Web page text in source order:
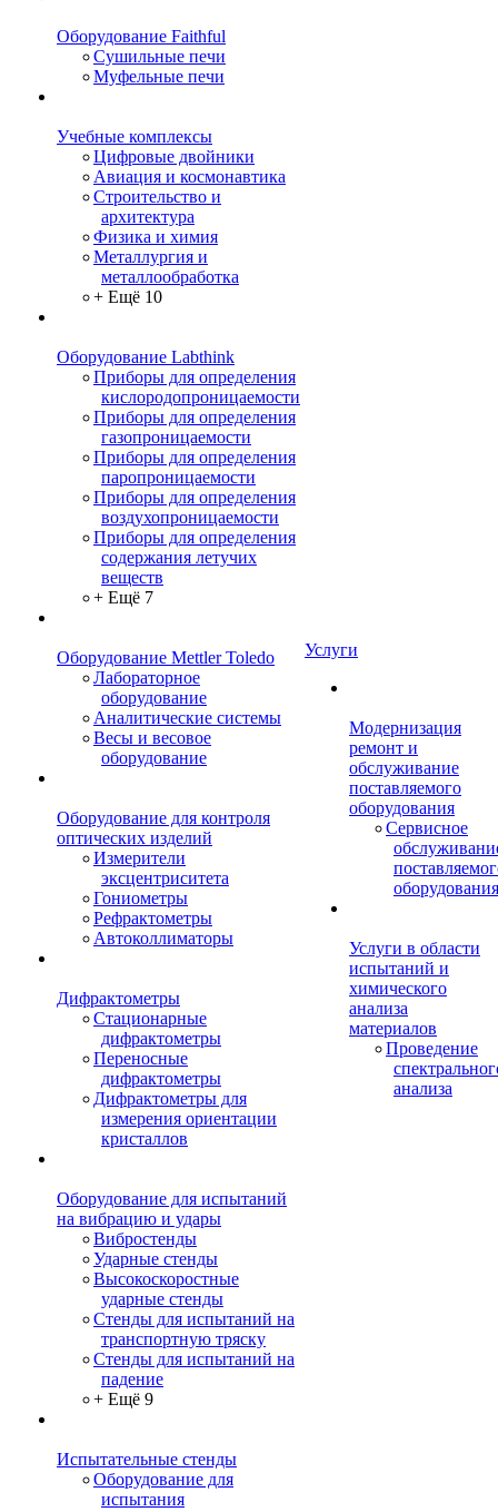
Оборудование Faithful
Сушильные печи
Муфельные печи
Учебные комплексы
Цифровые двойники
Авиация и космонавтика
Строительство и
архитектура
Физика и химия
Металлургия и
металлообработка
+ Ещё 10
Оборудование Labthink
Приборы для определения
кислородопроницаемости
Приборы для определения
газопроницаемости
Приборы для определения
паропроницаемости
Приборы для определения
воздухопроницаемости
Приборы для определения
содержания летучих
веществ
+ Ещё 7
Оборудование Mettler Toledo
Лабораторное
оборудование
Аналитические системы
Весы и весовое
оборудование
Оборудование для контроля
оптических изделий
Измерители
эксцентриситета
Гониометры
Рефрактометры
Автоколлиматоры
Дифрактометры
Стационарные
дифрактометры
Переносные
дифрактометры
Дифрактометры для
измерения ориентации
кристаллов
Оборудование для испытаний
на вибрацию и удары
Вибростенды
Ударные стенды
Высокоскоростные
ударные стенды
Стенды для испытаний на
транспортную тряску
Стенды для испытаний на
падение
+ Ещё 9
Испытательные стенды
Оборудование для
испытания
Услуги
Модернизация
ремонт и
обслуживание
поставляемого
оборудования
Сервисное
оборудования
Услуги в области
испытаний и
химического
анализа
материалов
Проведение
анализа